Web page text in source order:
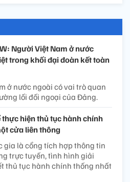
Người Việt Nam ở nước
trong khối đại đoàn kết toàn
ở nước ngoài có vai trò quan
lối đối ngoại của Đảng.
hiện thủ tục hành chính
cửa liên thông
gia là cổng tích hợp thông tin
trực tuyến, tình hình giải
thủ tục hành chính thống nhất